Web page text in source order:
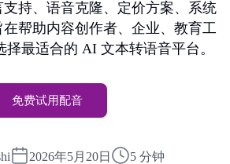
持、语音克隆、定价方案、系统
帮助内容创作者、企业、教育工
最适合的 AI 文本转语音平台。
免费试用配音
2026年5月20日 5 分钟